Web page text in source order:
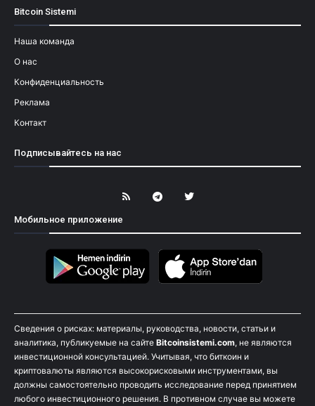
Bitcoin Sistemi
Наша команда
О нас
Конфиденциальность
Реклама
Контакт
Подписывайтесь на нас
Мобильное приложение
Сведения о рисках: материалы, руководства, новости, статьи и
аналитика, публикуемые на сайте Bitcoinsistemi.com, не являются
инвестиционной консультацией. Учитывая, что биткоин и
криптовалюты являются высокорисковыми инструментами, вы
должны самостоятельно проводить исследование перед принятием
любого инвестиционного решения. В противном случае вы можете